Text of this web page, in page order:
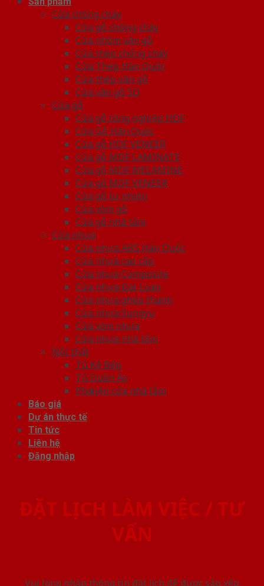
Cửa chống cháy
Cửa gỗ chống cháy
Cửa nhôm vân gỗ
Cửa thép chống cháy
Cửa Thép Hàn Quốc
Cửa thép vân gỗ
Cửa vân gỗ 5D
Cửa gỗ
Cửa gỗ công nghiệp HDF
Cửa Gỗ Hàn Quốc
Cửa gỗ HDF VENEER
Cửa gỗ MDF LAMINATE
Cửa gỗ MDF MELAMINE
Cửa gỗ MDF VENEER
Cửa gỗ tự nhiên
Cửa vòm gỗ
Cửa gỗ nhà tắm
Cửa nhựa
Cửa nhựa ABS Hàn Quốc
Cửa nhựa cao cấp
Cửa nhựa Composite
Cửa nhựa Đài Loan
Cửa nhựa ghép thanh
Cửa nhựa Sungyu
Cửa vòm nhựa
Cửa nhựa nhà tắm
Nội thất
Tủ Kệ Bếp
Tủ Quần Áo
Phụ kiện cửa nhà tắm
Báo giá
Dự án thực tế
Tin tức
Liên hệ
Đăng nhập
ĐẶT LỊCH LÀM VIỆC / TƯ
VẤN
Vui lòng nhập thông tin đặt lịch để được sắp xếp